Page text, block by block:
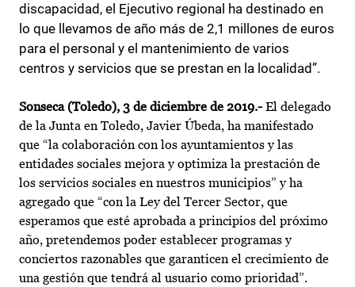
discapacidad, el Ejecutivo regional ha destinado en
lo que llevamos de año más de 2,1 millones de euros
para el personal y el mantenimiento de varios
centros y servicios que se prestan en la localidad”.
Sonseca (Toledo), 3 de diciembre de 2019.- El delegado
de la Junta en Toledo, Javier Úbeda, ha manifestado
que “la colaboración con los ayuntamientos y las
entidades sociales mejora y optimiza la prestación de
los servicios sociales en nuestros municipios” y ha
agregado que “con la Ley del Tercer Sector, que
esperamos que esté aprobada a principios del próximo
año, pretendemos poder establecer programas y
conciertos razonables que garanticen el crecimiento de
una gestión que tendrá al usuario como prioridad”.